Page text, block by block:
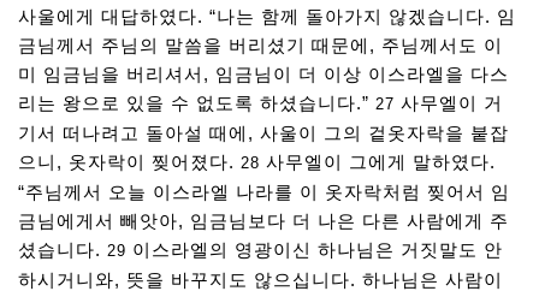
사울에게 대답하였다. “나는 함께 돌아가지 않겠습니다. 임
금님께서 주님의 말씀을 버리셨기 때문에, 주님께서도 이
미 임금님을 버리셔서, 임금님이 더 이상 이스라엘을 다스
리는 왕으로 있을 수 없도록 하셨습니다.” 27 사무엘이 거
기서 떠나려고 돌아설 때에, 사울이 그의 겉옷자락을 붙잡
으니, 옷자락이 찢어졌다. 28 사무엘이 그에게 말하였다.
“주님께서 오늘 이스라엘 나라를 이 옷자락처럼 찢어서 임
금님에게서 빼앗아, 임금님보다 더 나은 다른 사람에게 주
셨습니다. 29 이스라엘의 영광이신 하나님은 거짓말도 안
하시거니와, 뜻을 바꾸지도 않으십니다. 하나님은 사람이